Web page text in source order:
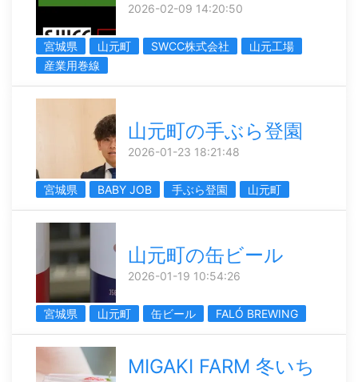
2026-02-09 14:20:50
宮城県 山元町 SWCC株式会社
山元工場
産業用巻線
山元町の手ぶら登園
2026-01-23 18:21:48
宮城県 BABY JOB 手ぶら登園 山元町
山元町の缶ビール
2026-01-19 10:54:26
宮城県 山元町 缶ビール FALÓ BREWING
MIGAKI FARM 冬いち